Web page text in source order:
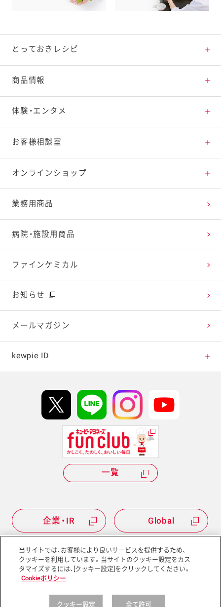
企業・IR Global
とっておきレシピ
とっておきレシピトップ
素材の知識
料理の基本
特集レシピ
レシピランキング
レシピ動画
今日のレシピギャラリー
商品情報
商品情報トップ
新商品・リニューアル品一覧
販売終了商品一覧
体験・エンタメ
体験・エンタメトップ
マヨテラス（見学施設）
オープンキッチン（工場見学）
深谷テラス ヤサイな仲間たちファーム
おたのしみコンテンツ
広告ギャラリー
テレビ・ラジオ
キャンペーン・イベント
お客様相談室
お客様相談室トップ
よくお寄せいただくご質問
お客様の声を活かしました
オンラインショップ
Qummy
キユーピーウエルネス
業務用商品
病院・施設用商品
ファインケミカル
お知らせ
メールマガジン
kewpie ID
Hi! kewpieについて
Qummyについて
一覧
サイトマップ サイトポリシー
当サイトでは、お客様により良いサービスを提供するため、
クッキーを利用しています。当サイトのクッキー設定をカス
タマイズするには、[クッキー設定]をクリックしてください。
Cookieポリシー
クッキー設定 全て許可